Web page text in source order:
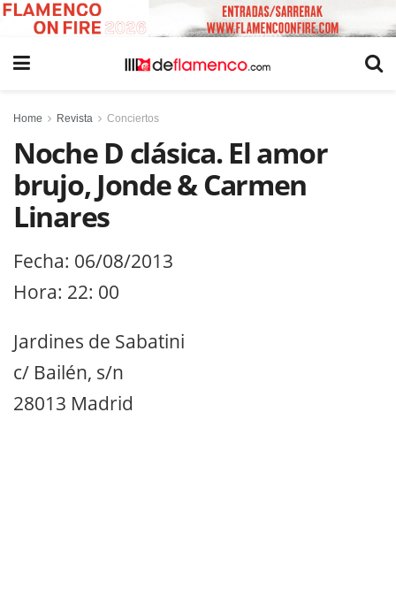
Home Revista Conciertos
Noche D clásica. El amor
brujo, Jonde & Carmen
Linares
Fecha: 06/08/2013
Hora: 22: 00
Jardines de Sabatini
c/ Bailén, s/n
28013 Madrid